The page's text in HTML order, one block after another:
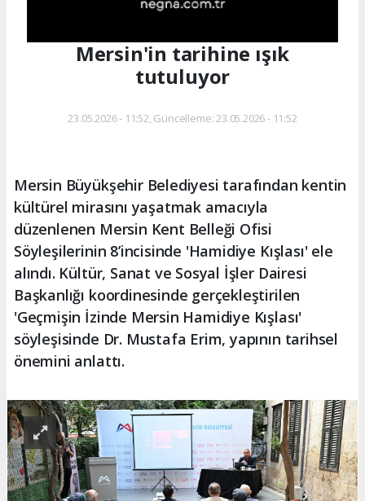
Mersin'in tarihine ışık
tutuluyor
23.05.2026 - 11:52, Güncelleme: 23.05.2026 - 11:52
Mersin Büyükşehir Belediyesi tarafından kentin
kültürel mirasını yaşatmak amacıyla
düzenlenen Mersin Kent Belleği Ofisi
Söyleşilerinin 8’incisinde 'Hamidiye Kışlası' ele
alındı. Kültür, Sanat ve Sosyal İşler Dairesi
Başkanlığı koordinesinde gerçekleştirilen
'Geçmişin İzinde Mersin Hamidiye Kışlası'
söyleşisinde Dr. Mustafa Erim, yapının tarihsel
önemini anlattı.